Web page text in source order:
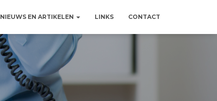
NIEUWS EN ARTIKELEN LINKS CONTACT